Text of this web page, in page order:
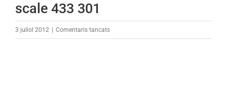
scale 433 301
3 juliol 2012 Comentaris tancatsa